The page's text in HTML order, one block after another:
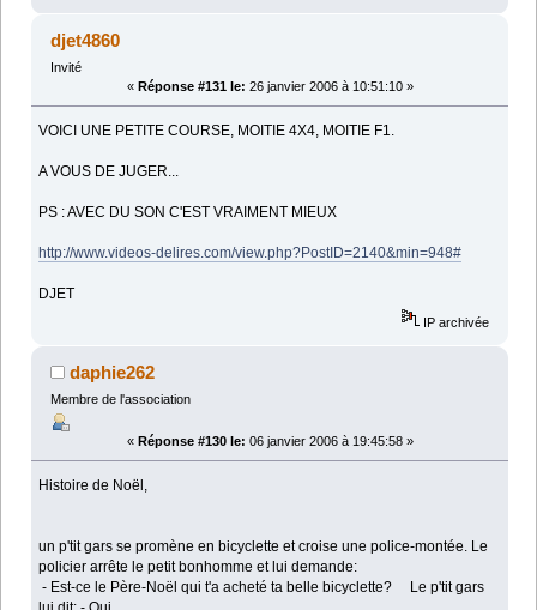
djet4860
Invité
« Réponse #131 le: 26 janvier 2006 à 10:51:10 »
VOICI UNE PETITE COURSE, MOITIE 4X4, MOITIE F1.
A VOUS DE JUGER...
PS : AVEC DU SON C'EST VRAIMENT MIEUX
http://www.videos-delires.com/view.php?PostID=2140&min=948#
DJET
IP archivée
daphie262
Membre de l'association
« Réponse #130 le: 06 janvier 2006 à 19:45:58 »
Histoire de Noël,
un p'tit gars se promène en bicyclette et croise une police-montée. Le
policier arrête le petit bonhomme et lui demande:
- Est-ce le Père-Noël qui t'a acheté ta belle bicyclette? Le p'tit gars